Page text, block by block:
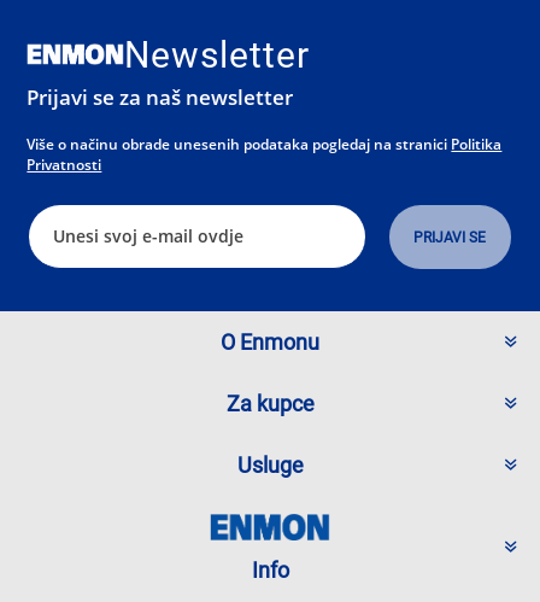
Newsletter
Prijavi se za naš newsletter
Više o načinu obrade unesenih podataka pogledaj na stranici Politika
Privatnosti
O Enmonu
Za kupce
Usluge
Info